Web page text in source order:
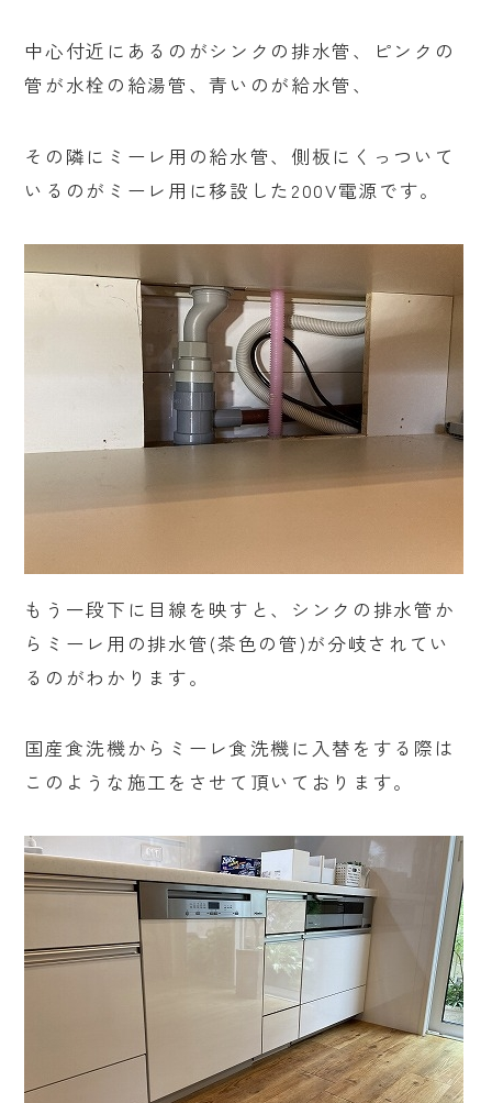
中心付近にあるのがシンクの排水管、ピンクの
管が水栓の給湯管、青いのが給水管、
その隣にミーレ用の給水管、側板にくっついて
いるのがミーレ用に移設した200V電源です。
もう一段下に目線を映すと、シンクの排水管か
らミーレ用の排水管(茶色の管)が分岐されてい
るのがわかります。
国産食洗機からミーレ食洗機に入替をする際は
このような施工をさせて頂いております。